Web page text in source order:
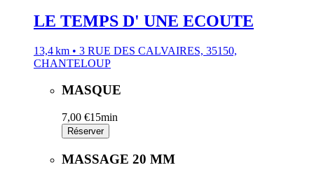
LE TEMPS D' UNE ECOUTE
13,4 km • 3 RUE DES CALVAIRES, 35150,
CHANTELOUP
MASQUE
7,00 €15min
Réserver
MASSAGE 20 MM